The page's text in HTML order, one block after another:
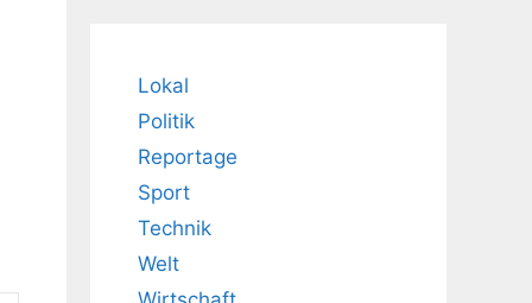
Lokal
Politik
Reportage
Sport
Technik
Welt